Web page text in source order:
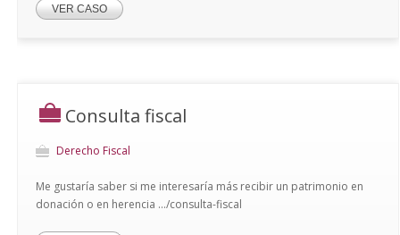
VER CASO
Consulta fiscal
Derecho Fiscal
Me gustaría saber si me interesaría más recibir un patrimonio en
donación o en herencia .../consulta-fiscal